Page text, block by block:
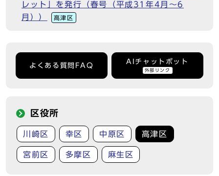
レット」を発行（春号（平成31年4月～6
月））
高津区
よくある質問FAQ
AIチャットボット
外部リンク
区役所
川崎区 幸区 中原区 高津区
宮前区 多摩区 麻生区